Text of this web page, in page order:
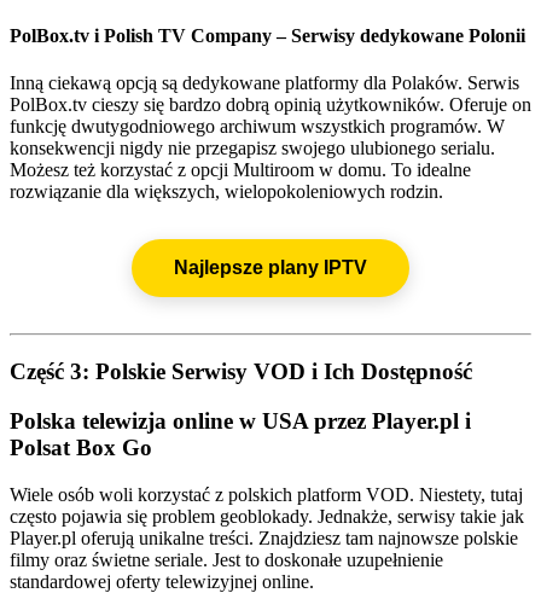
PolBox.tv i Polish TV Company – Serwisy dedykowane Polonii
Inną ciekawą opcją są dedykowane platformy dla Polaków. Serwis
PolBox.tv cieszy się bardzo dobrą opinią użytkowników. Oferuje on
funkcję dwutygodniowego archiwum wszystkich programów. W
konsekwencji nigdy nie przegapisz swojego ulubionego serialu.
Możesz też korzystać z opcji Multiroom w domu. To idealne
rozwiązanie dla większych, wielopokoleniowych rodzin.
Najlepsze plany IPTV
Część 3: Polskie Serwisy VOD i Ich Dostępność
Polska telewizja online w USA przez Player.pl i
Polsat Box Go
Wiele osób woli korzystać z polskich platform VOD. Niestety, tutaj
często pojawia się problem geoblokady. Jednakże, serwisy takie jak
Player.pl oferują unikalne treści. Znajdziesz tam najnowsze polskie
filmy oraz świetne seriale. Jest to doskonałe uzupełnienie
standardowej oferty telewizyjnej online.